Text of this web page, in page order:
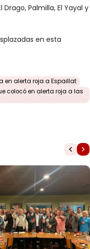
Palmilla, El Yayal y
en esta
en alerta roja a Espaillat
colocó en alerta roja a las